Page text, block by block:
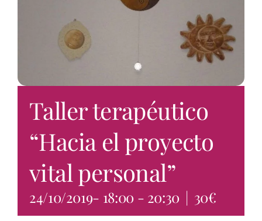
Taller terapéutico
“Hacia el proyecto
vital personal”
24/10/2019- 18:00 - 20:30 | 30€